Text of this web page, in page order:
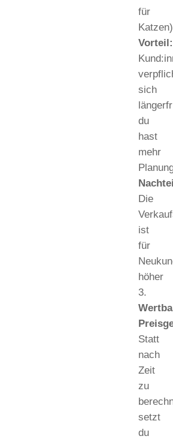
für
Vorteil:
sich
du
hast
mehr
Die
ist
für
höher
Statt
nach
Zeit
zu
setzt
du